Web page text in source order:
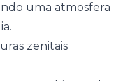
uma atmosfera
zenitais